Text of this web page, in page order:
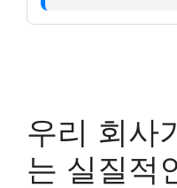
우리 회사
는 실질적